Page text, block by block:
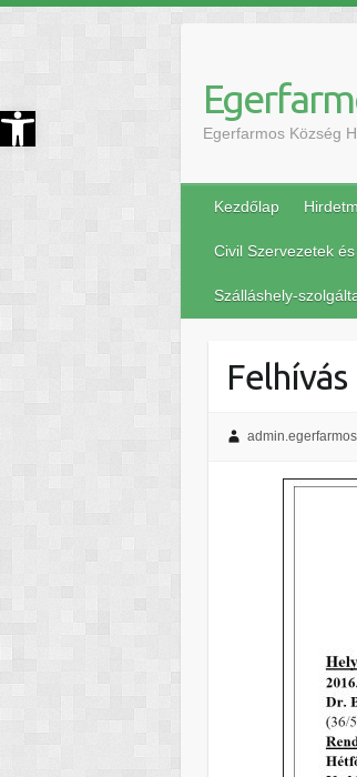
Eszköztár megnyitása
Egerfarmos Község
Kezdőlap
Civil Szervezetek
Szálláshely-
Felhívás
admin.egerfarmos